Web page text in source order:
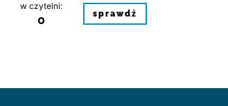
w czytelni:
0 sprawdź